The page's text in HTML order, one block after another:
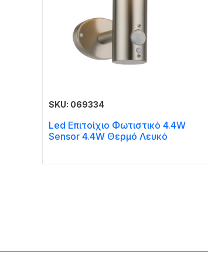
SKU: 069334
Led Επιτοίχιο Φωτιστικό 4.4W
Sensor 4.4W Θερμό Λευκό